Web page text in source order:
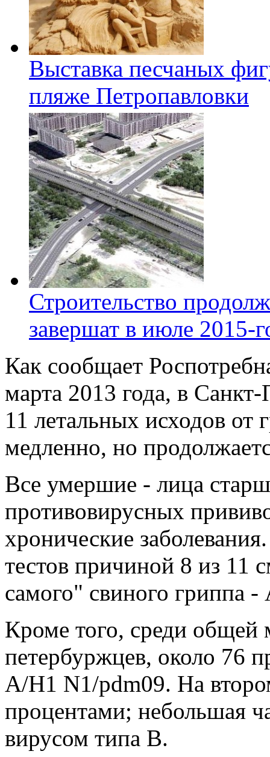
Выставка песчаных
пляже Петропавловки
Строительство
завершат в июле 2015-
Как сообщает
марта 2013 года, в
11 летальных исходов от
медленно, но
Все умершие - лица
противовирусных
хронические
тестов причиной 8 из 11
самого" свиного гриппа
Кроме того, среди общей
петербуржцев, около 76
А/H1 N1/pdm09. На
процентами; небольшая
вирусом типа В.